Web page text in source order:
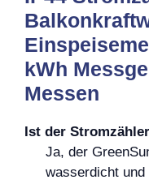
kWh
Messen
Ist der
Ja, der
wasserdicht